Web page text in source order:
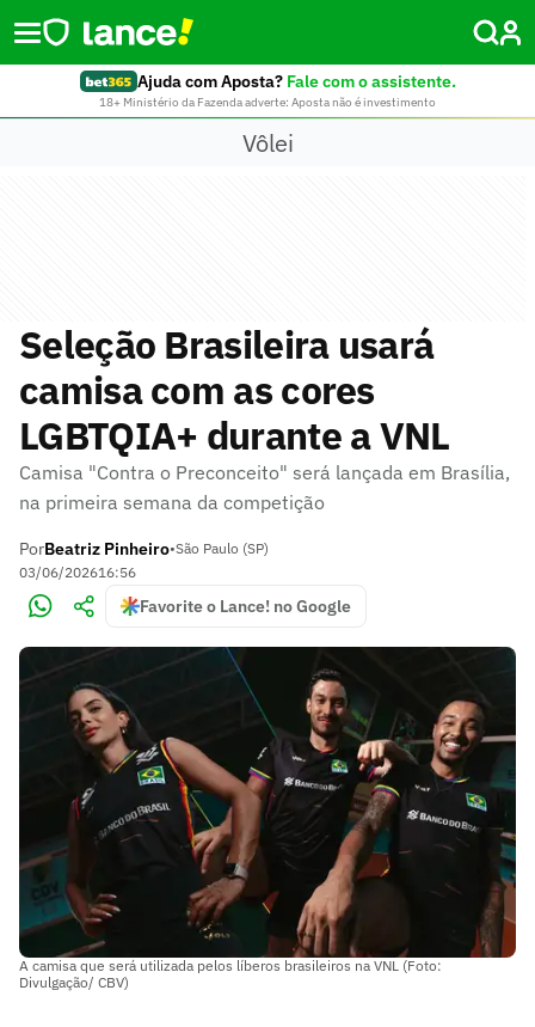
Ajuda com Aposta? Fale com o assistente.
18+ Ministério da Fazenda adverte: Aposta não é investimento
Vôlei
Seleção Brasileira usará
camisa com as cores
LGBTQIA+ durante a VNL
Camisa "Contra o Preconceito" será lançada em Brasília,
na primeira semana da competição
PorBeatriz Pinheiro•São Paulo (SP)
03/06/202616:56
Favorite o Lance! no Google
A camisa que será utilizada pelos líberos brasileiros na VNL (Foto:
Divulgação/ CBV)